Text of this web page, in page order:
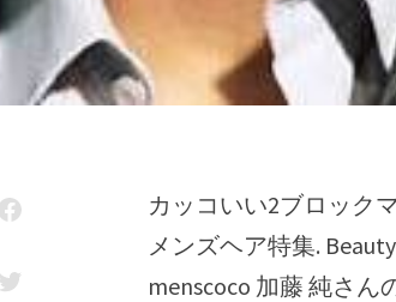
カッコいい2ブロックマッシュ！ leton 馬場 雄大 【2022】この夏！モテる
メンズヘア特集.
menscoco 加藤 純さ